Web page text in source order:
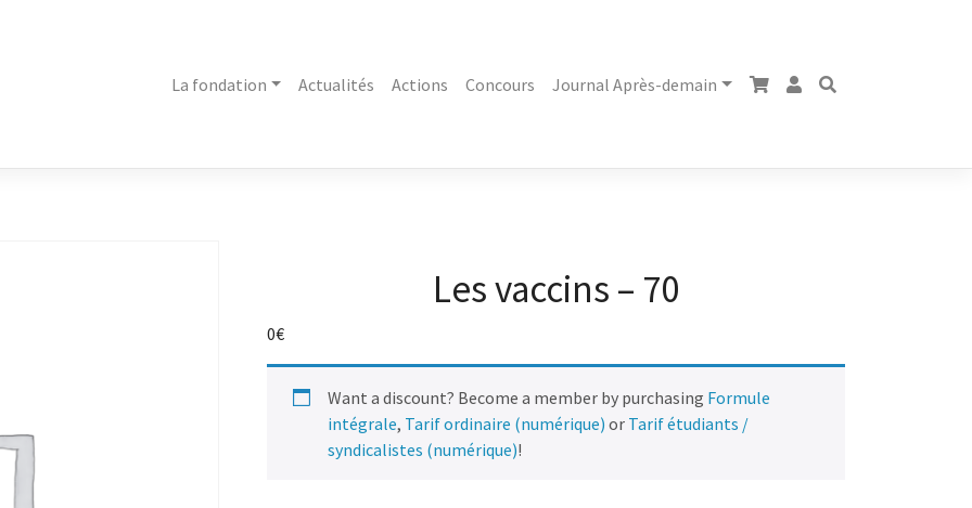
La fondation Actualités Actions Concours Journal Après-demain
Les vaccins – 70
0€
Want a discount? Become a member by purchasing Formule
intégrale, Tarif ordinaire (numérique) or Tarif étudiants /
syndicalistes (numérique)!